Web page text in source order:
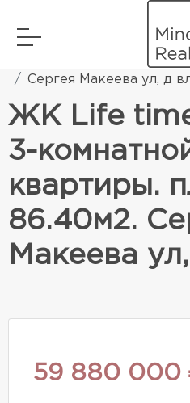
Элитная жилая
Сергея Макеева ул, д
ЖК Life
3-
квартиры.
86.40м2.
Макеева ул,
59 880 000